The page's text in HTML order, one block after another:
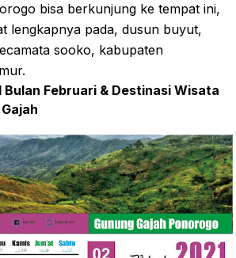
bisa berkunjung ke tempat ini,
lengkapnya pada, dusun buyut,
sooko, kabupaten
Bulan Februari & Destinasi Wisata